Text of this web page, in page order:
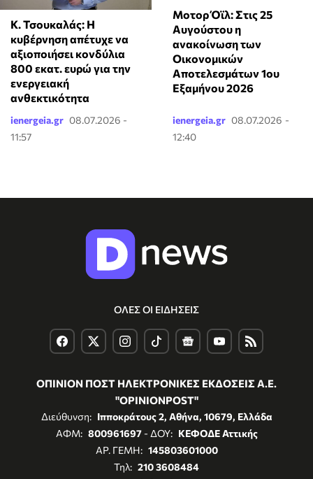
Κ. Τσουκαλάς: Η
κυβέρνηση απέτυχε να
αξιοποιήσει κονδύλια
800 εκατ. ευρώ για την
ενεργειακή
ανθεκτικότητα
ienergeia.gr 08.07.2026 -
11:57
Μοτορ Όϊλ: Στις 25
Αυγούστου η
ανακοίνωση των
Οικονομικών
Αποτελεσμάτων 1ου
Εξαμήνου 2026
ienergeia.gr 08.07.2026 -
12:40
ΟΛΕΣ ΟΙ ΕΙΔΗΣΕΙΣ
ΟΠΙΝΙΟΝ ΠΟΣΤ ΗΛΕΚΤΡΟΝΙΚΕΣ ΕΚΔΟΣΕΙΣ Α.Ε.
"OPINIONPOST"
Διεύθυνση: Ιπποκράτους 2, Αθήνα, 10679, Ελλάδα
ΑΦΜ: 800961697- ΔΟΥ: ΚΕΦΟΔΕ Αττικής
ΑΡ. ΓΕΜΗ: 145803601000
Τηλ: 210 3608484